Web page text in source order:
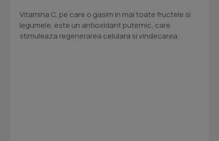
Vitamina C, pe care o gasim in mai toate fructele si
legumele, este un antioxidant puternic, care
stimuleaza regenerarea celulara si vindecarea.